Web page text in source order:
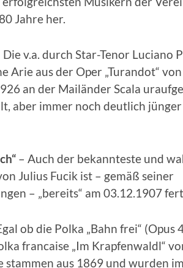
Jahre her.
Die v.a. durch Star-Tenor Luciano
Arie aus der Oper „Turandot“
an der Mailänder Scala
aber immer noch deutlich
– Auch der bekannteste und
Julius Fucik ist – gemäß seiner
– „bereits“ am 03.12.1907
ob die Polka „Bahn frei“ (Opus
francaise „Im Krapfenwaldl“
stammen aus 1869 und wurden